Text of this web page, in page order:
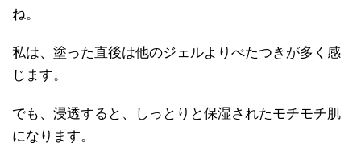
ね。
私は、塗った直後は他のジェルよりべたつきが多く感
じます。
でも、浸透すると、しっとりと保湿されたモチモチ肌
になります。